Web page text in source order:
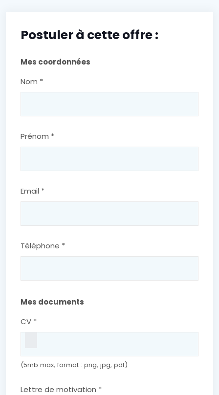
Postuler à cette offre :
Mes coordonnées
Nom *
Prénom *
Email *
Téléphone *
Mes documents
CV *
(5mb max, format : png, jpg, pdf)
Lettre de motivation *